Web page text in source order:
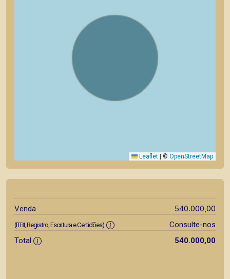
Leaflet © OpenStreetMap
Venda 540.000,00
(ITBI, Registro, Escritura e Certidões)
Consulte-nos
Total
540.000,00